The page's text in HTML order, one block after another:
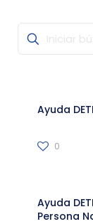
Ayuda
0
Ayuda
Persona